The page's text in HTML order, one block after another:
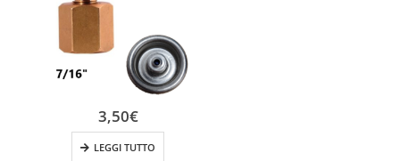
3,50€
LEGGI TUTTO